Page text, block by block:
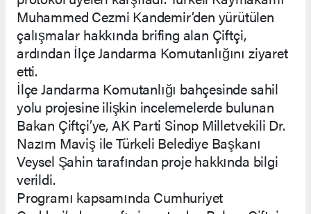
Muhammed Cezmi Kandemir’den yürütülen
çalışmalar hakkında brifing alan Çiftçi,
ardından İlçe Jandarma Komutanlığını ziyaret
etti.
İlçe Jandarma Komutanlığı bahçesinde sahil
yolu projesine ilişkin incelemelerde bulunan
Bakan Çiftçi’ye, AK Parti Sinop Milletvekili Dr.
Nazım Maviş ile Türkeli Belediye Başkanı
Veysel Şahin tarafından proje hakkında bilgi
verildi.
Programı kapsamında Cumhuriyet